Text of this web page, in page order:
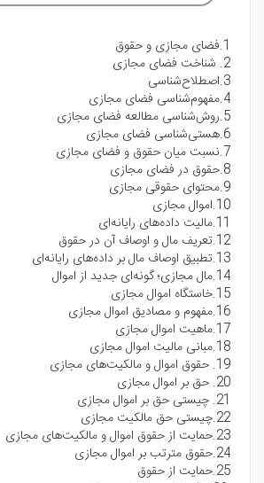
1.فضای مجازی و حقوق
2. شناخت فضای مجازی
3.اصطلاح‌شناسی
4.مفهوم‌شناسی فضای مجازی
5.روش‌شناسی مطالعه فضای مجازی
6.هستی‌شناسی فضای مجازی
7.نسبت میان حقوق و فضای مجازی
8.حقوق در فضای مجازی
9.محتوای حقوقی مجازی
10.اموال مجازی
11.مالیت داده‌های رایانه‌ای
12.تعریف مال و اوصاف آن در حقوق
13.تطبیق اوصاف مال بر داده‌های رایانه‌ای
14.مال مجازی؛ گونه‌ای جدید از اموال
15.خاستگاه اموال مجازی
16.مفهوم و مصادیق اموال مجازی
17.ماهیت اموال مجازی
18.مبانی مالیت اموال مجازی
19. حقوق اموال و مالکیت‌های مجازی
20. حق بر اموال مجازی
21. چیستی حق بر اموال مجازی
22.چیستی حق مالکیت مجازی
23.حمایت از حقوق اموال و مالکیت‌های مجازی
24.حقوق مترتب بر اموال مجازی
25.حمایت از حقوق